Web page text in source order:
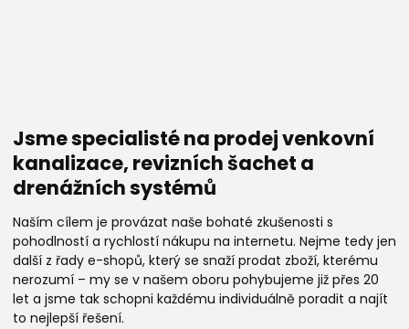
Jsme specialisté na prodej venkovní
kanalizace, revizních šachet a
drenážních systémů
Naším cílem je provázat naše bohaté zkušenosti s
pohodlností a rychlostí nákupu na internetu. Nejme tedy jen
další z řady e-shopů, který se snaží prodat zboží, kterému
nerozumí – my se v našem oboru pohybujeme již přes 20
let a jsme tak schopni každému individuálně poradit a najít
to nejlepší řešení.